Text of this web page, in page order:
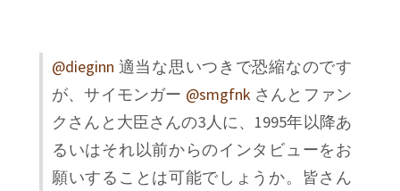
(Extra
Edition)@dieginn 適当な思いつきで恐縮なのです
が、サイモンガー @smgfnk さんとファン
クさんと大臣さんの3人に、1995年以降あ
るいはそれ以前からのインタビューをお
願いすることは可能でしょうか。皆さん